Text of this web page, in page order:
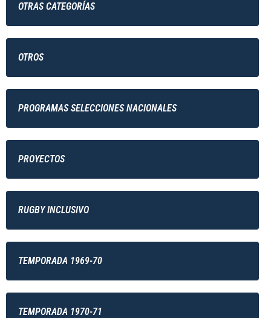
OTRAS CATEGORÍAS
OTROS
PROGRAMAS SELECCIONES NACIONALES
PROYECTOS
RUGBY INCLUSIVO
TEMPORADA 1969-70
TEMPORADA 1970-71